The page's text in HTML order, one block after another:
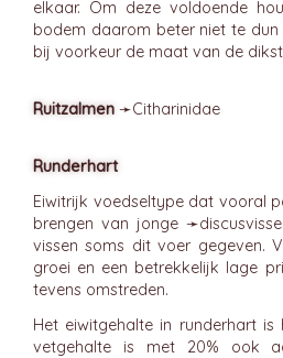
elkaar. Om deze voldoende
bodem daarom beter niet te
bij voorkeur de maat van de
Ruitzalmen ➛Citharinidae
Runderhart
Eiwitrijk voedseltype dat vooral
brengen van jonge ➛
vissen soms dit voer gegeven.
groei en een betrekkelijk lage
tevens omstreden.
Het eiwitgehalte in runderhart
vetgehalte is met 20% ook